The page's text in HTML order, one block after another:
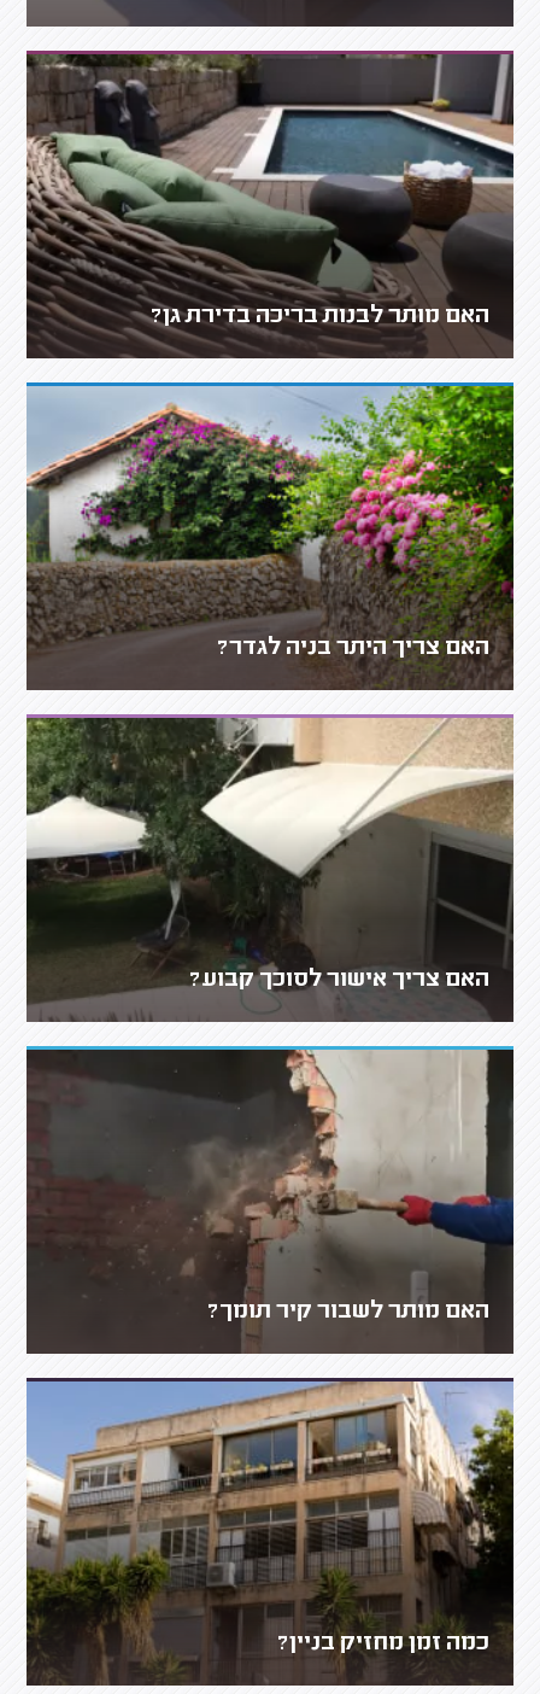
האם מותר לבנות בריכה בדירת גן?
האם צריך היתר בניה לגדר?
האם צריך אישור לסוכך קבוע?
האם מותר לשבור קיר תומך?
כמה זמן מחזיק בניין?